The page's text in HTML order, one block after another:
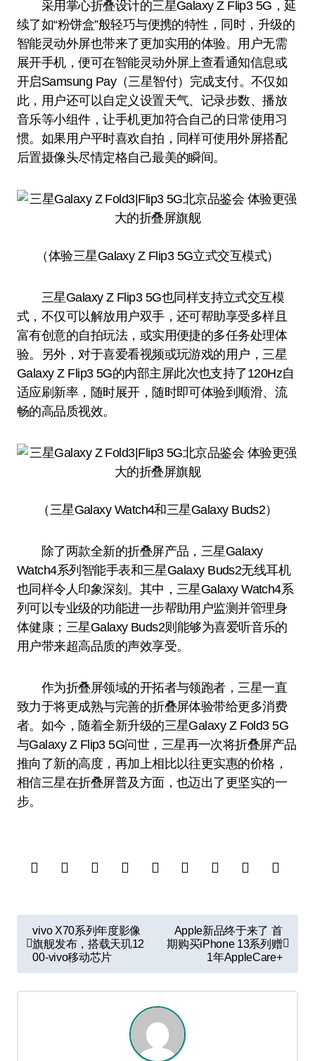
采用掌心折叠设计的三星Galaxy Z Flip3 5G，延
续了如“粉饼盒”般轻巧与便携的特性，同时，升级的
智能灵动外屏也带来了更加实用的体验。用户无需
展开手机，便可在智能灵动外屏上查看通知信息或
开启Samsung Pay（三星智付）完成支付。不仅如
此，用户还可以自定义设置天气、记录步数、播放
音乐等小组件，让手机更加符合自己的日常使用习
惯。如果用户平时喜欢自拍，同样可使用外屏搭配
后置摄像头尽情定格自己最美的瞬间。
（体验三星Galaxy Z Flip3 5G立式交互模式）
三星Galaxy Z Flip3 5G也同样支持立式交互模
式，不仅可以解放用户双手，还可帮助享受多样且
富有创意的自拍玩法，或实用便捷的多任务处理体
验。另外，对于喜爱看视频或玩游戏的用户，三星
Galaxy Z Flip3 5G的内部主屏此次也支持了120Hz自
适应刷新率，随时展开，随时即可体验到顺滑、流
畅的高品质视效。
（三星Galaxy Watch4和三星Galaxy Buds2）
除了两款全新的折叠屏产品，三星Galaxy
Watch4系列智能手表和三星Galaxy Buds2无线耳机
也同样令人印象深刻。其中，三星Galaxy Watch4系
列可以专业级的功能进一步帮助用户监测并管理身
体健康；三星Galaxy Buds2则能够为喜爱听音乐的
用户带来超高品质的声效享受。
作为折叠屏领域的开拓者与领跑者，三星一直
致力于将更成熟与完善的折叠屏体验带给更多消费
者。如今，随着全新升级的三星Galaxy Z Fold3 5G
与Galaxy Z Flip3 5G问世，三星再一次将折叠屏产品
推向了新的高度，再加上相比以往更实惠的价格，
相信三星在折叠屏普及方面，也迈出了更坚实的一
步。
文
章
导
航
vivo X70系列年度影像
旗舰发布，搭载天玑12
00-vivo移动芯片
Apple新品终于来了 首
期购买iPhone 13系列赠
1年AppleCare+